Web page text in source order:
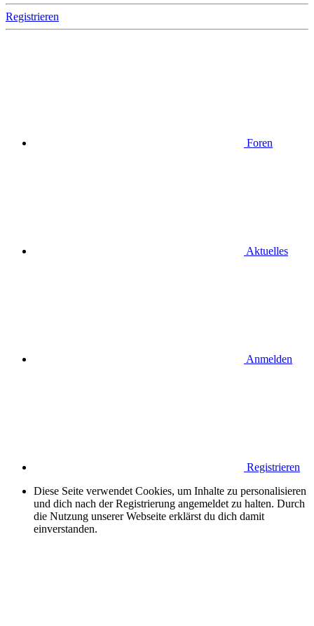
Registrieren
Foren
Aktuelles
Anmelden
Registrieren
Diese Seite verwendet Cookies, um Inhalte zu personalisieren
und dich nach der Registrierung angemeldet zu halten. Durch
die Nutzung unserer Webseite erklärst du dich damit
einverstanden.